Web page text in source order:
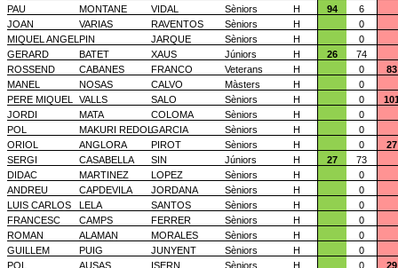
PAU
MONTANE VIDAL Sèniors H 94
6
JOAN
VARIAS RAVENTOS Sèniors H
0
MIQUEL ANGEL PIN JARQUE Sèniors H
0
GERARD
BATET XAUS Júniors H 26
74
ROSSEND
CABANES FRANCO Veterans H 0
83
MANEL
NOSAS CALVO Màsters H
0
PERE MIQUEL
VALLS SALO Sèniors H 0
JORDI
MATA COLOMA Sèniors H
0
POL
MAKURI REDOLGARCIA Sèniors H
0
ORIOL
ANGLORA PIROT Sèniors H 0
27
SERGI
CASABELLA SIN Júniors H 27
73
DIDAC
MARTINEZ LOPEZ Sèniors H
0
ANDREU
CAPDEVILA JORDANA Sèniors H
0
LUIS CARLOS
LELA SANTOS Sèniors H
0
FRANCESC
CAMPS FERRER Sèniors H
0
ROMAN
ALAMAN MORALES Sèniors H
0
GUILLEM
PUIG JUNYENT Sèniors H
0
POL
AUSAS ISERN Sèniors H 0
29